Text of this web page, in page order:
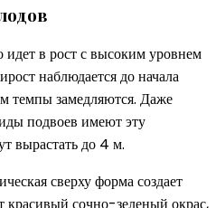
идет в рост с высоким уровнем
наблюдается до начала
темпы замедляются. Даже
подвоев имеют эту
вырастать до 4 м.
сверху форма создает